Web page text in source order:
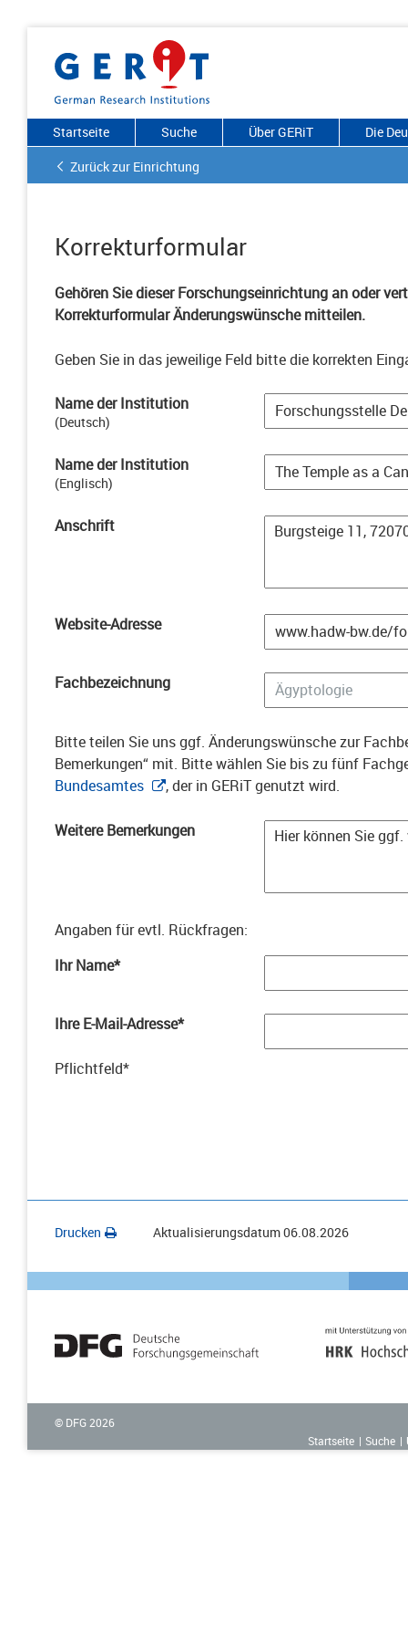
Startseite Suche Über GERiT
Die
Zurück zur Einrichtung
Korrekturformular
Gehören Sie dieser Forschungseinrichtung an oder
Korrekturformular Änderungswünsche mitteilen.
Geben Sie in das jeweilige Feld bitte die korrekten
Name der Institution
(Deutsch)
Name der Institution
(Englisch)
Anschrift
Website-Adresse
Fachbezeichnung
Bitte teilen Sie uns ggf. Änderungswünsche zur
Bemerkungen“ mit. Bitte wählen Sie bis zu fünf
Bundesamtes
, der in GERiT genutzt wird.
Weitere Bemerkungen
Angaben für evtl. Rückfragen:
Ihr Name*
Ihre E-Mail-Adresse*
Pflichtfeld*
Drucken Aktualisierungsdatum06.08.2026
© DFG 2026
Startseite
Suche